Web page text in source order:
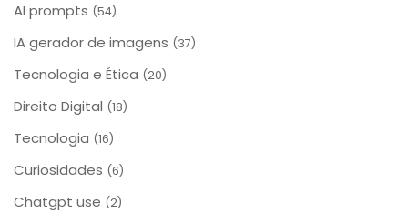
AI prompts (54)
IA gerador de imagens (37)
Tecnologia e Ética (20)
Direito Digital (18)
Tecnologia (16)
Curiosidades (6)
Chatgpt use (2)